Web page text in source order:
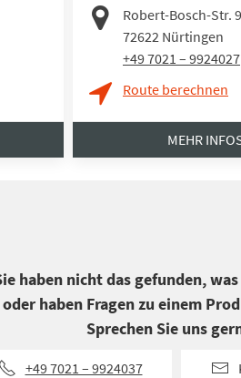
Robert-Bosch-Str.
72622 Nürtingen
+49 7021 – 9924027
Route berechnen
MEHR
haben nicht das gefunden,
oder haben Fragen zu einem
Sprechen Sie uns
+49 7021 – 9924037